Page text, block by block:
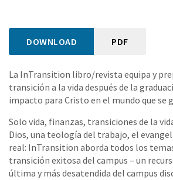
DOWNLOAD PDF
La InTransition libro/revista equipa y
transición a la vida después de la
impacto para Cristo en el mundo que se
Solo vida, finanzas, transiciones de la
Dios, una teología del trabajo, el
real: InTransition aborda todos los
transición exitosa del campus – un
última y más desatendida del campus